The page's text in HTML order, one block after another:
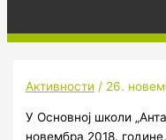
Активности / 26.
У Основној школи
новембра 2018.